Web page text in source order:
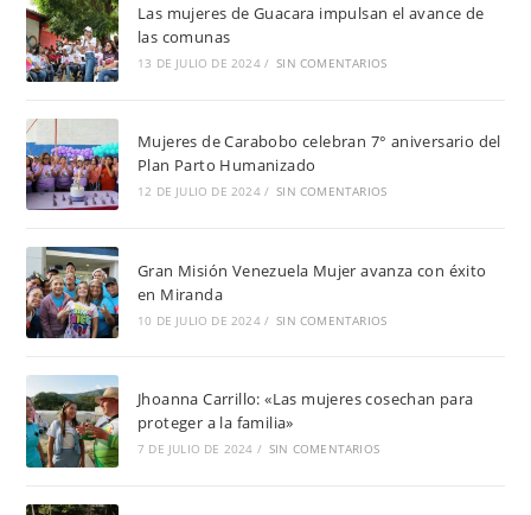
Las mujeres de Guacara impulsan el avance de
las comunas
13 DE JULIO DE 2024 / SIN COMENTARIOS
Mujeres de Carabobo celebran 7° aniversario del
Plan Parto Humanizado
12 DE JULIO DE 2024 / SIN COMENTARIOS
Gran Misión Venezuela Mujer avanza con éxito
en Miranda
10 DE JULIO DE 2024 / SIN COMENTARIOS
Jhoanna Carrillo: «Las mujeres cosechan para
proteger a la familia»
7 DE JULIO DE 2024 / SIN COMENTARIOS